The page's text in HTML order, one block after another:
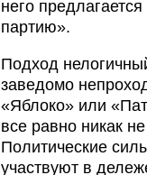
него
партию».
Подход
заведомо
«Яблоко» или
все равно никак
Политические
участвуют в